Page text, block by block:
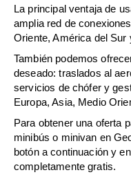
La principal ventaja de
amplia red de
Oriente, América del Sur
También podemos
deseado: traslados al
servicios de chófer y
Europa, Asia, Medio
Para obtener una oferta
minibús o minivan en
botón a continuación y
completamente gratis.